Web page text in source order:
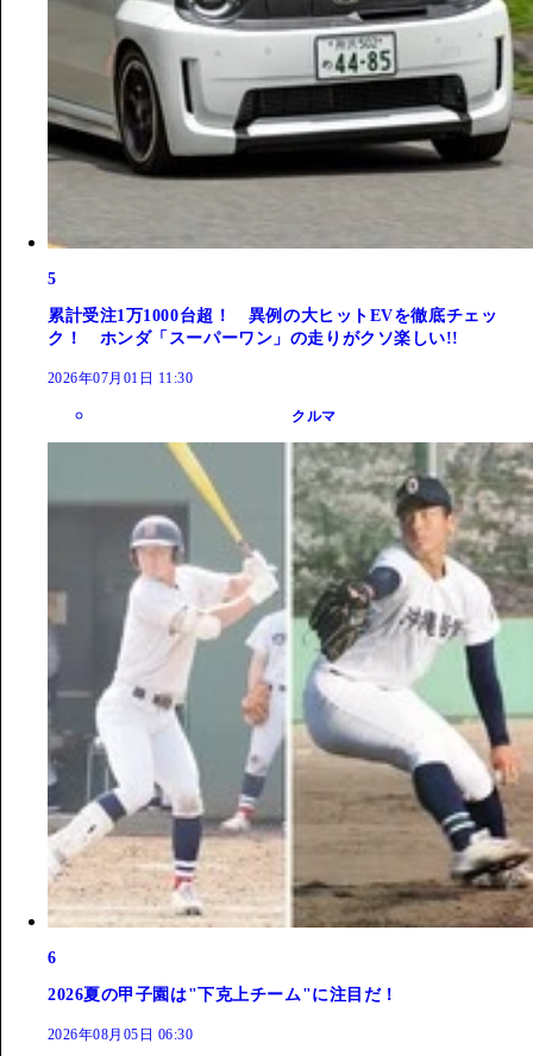
5
累計受注1万1000台超！ 異例の大ヒットEVを徹底チェッ
ク！ ホンダ「スーパーワン」の走りがクソ楽しい!!
2026年07月01日 11:30
クルマ
6
2026夏の甲子園は"下克上チーム"に注目だ！
2026年08月05日 06:30